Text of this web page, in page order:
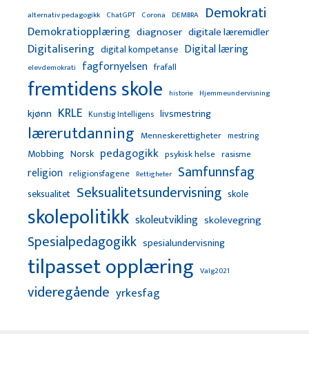
alternativ pedagogikk ChatGPT Corona DEMBRA Demokrati
Demokratiopplæring diagnoser digitale læremidler
Digitalisering digital kompetanse Digital læring
elevdemokrati fagfornyelsen frafall
fremtidens skole historie Hjemmeundervisning
kjønn KRLE Kunstig Intelligens livsmestring
lærerutdanning Menneskerettigheter mestring
Mobbing Norsk pedagogikk psykisk helse rasisme
religion religionsfagene Rettigheter Samfunnsfag
seksualitet Seksualitetsundervisning skole
skolepolitikk skoleutvikling skolevegring
Spesialpedagogikk spesialundervisning
tilpasset opplæring Valg2021
videregående yrkesfag